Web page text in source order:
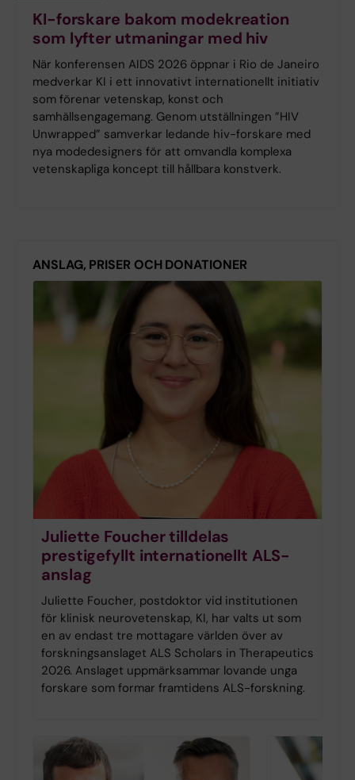
KI-forskare bakom modekreation
som lyfter utmaningar med hiv
När konferensen AIDS 2026 öppnar i Rio de Janeiro
medverkar KI i ett innovativt internationellt initiativ
som förenar vetenskap, konst och
samhällsengagemang. Genom utställningen ”HIV
Unwrapped” samverkar ledande hiv-forskare med
nya modedesigners för att omvandla komplexa
vetenskapliga koncept till hållbara konstverk.
ANSLAG, PRISER OCH DONATIONER
Juliette Foucher tilldelas
prestigefyllt internationellt ALS-
anslag
Juliette Foucher, postdoktor vid institutionen
för klinisk neurovetenskap, KI, har valts ut som
en av endast tre mottagare världen över av
forskningsanslaget ALS Scholars in Therapeutics
2026. Anslaget uppmärksammar lovande unga
forskare som formar framtidens ALS-forskning.